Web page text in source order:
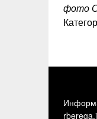
фото